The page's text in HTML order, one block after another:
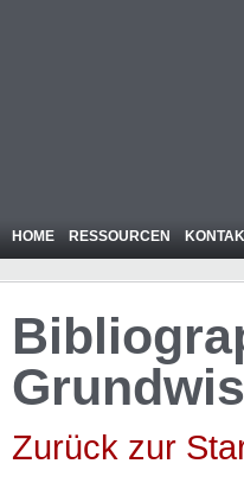
HOME RESSOURCEN
Zurück zur